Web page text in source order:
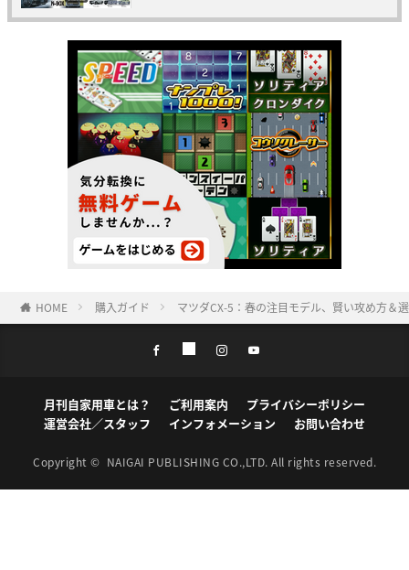
HOME 購入ガイド マツダCX-5：春の注目モデル、賢い攻め方＆
月刊自家用車とは？ ご利用案内
プライバシーポリシー
運営会社／スタッフ
インフォメーション お問い合わせ
Copyright © NAIGAI PUBLISHING CO.,LTD. All rights reserved.